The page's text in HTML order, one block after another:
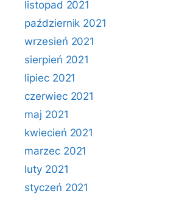
listopad 2021
październik 2021
wrzesień 2021
sierpień 2021
lipiec 2021
czerwiec 2021
maj 2021
kwiecień 2021
marzec 2021
luty 2021
styczeń 2021